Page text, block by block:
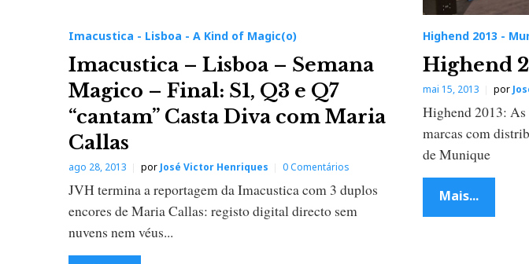
Imacustica - Lisboa - A Kind of Magic(o)
Imacustica – Lisboa – Semana
Magico – Final: S1, Q3 e Q7
“cantam” Casta Diva com Maria
Callas
ago 28, 2013 por José Victor Henriques 0 Comentários
JVH termina a reportagem da Imacustica com 3 duplos
encores de Maria Callas: registo digital directo sem
nuvens nem véus...
Highend 2013 -
Highend
mai 15, 2013 por
Highend 2013:
marcas com
de Munique
Mais...